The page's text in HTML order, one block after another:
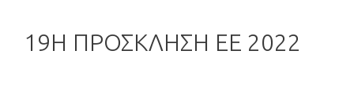
19Η ΠΡΟΣΚΛΗΣΗ ΕΕ 2022